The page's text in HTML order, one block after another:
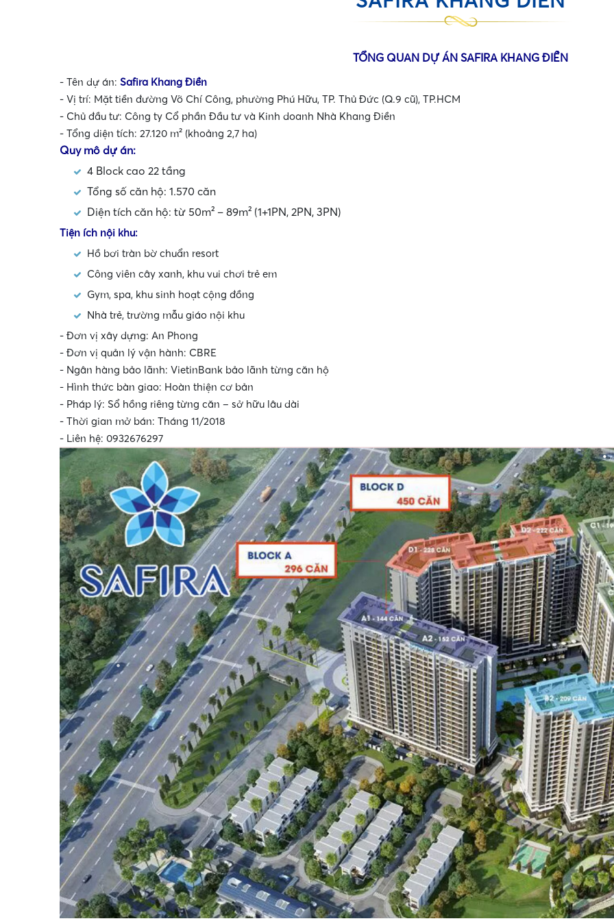
•
•
•
• •
•
•
•
•
•
•
TỔNG QUAN DỰ ÁN SAFIRA KHANG ĐIỀN
- Tên dự án: Safira Khang Điền
- Vị trí: Mặt tiền đường Võ Chí Công, phường Phú Hữu, TP. Thủ Đức (Q.9 cũ), TP.HCM
- Chủ đầu tư: Công ty Cổ phần Đầu tư và Kinh doanh Nhà Khang Điền
- Tổng diện tích: 27.120 m² (khoảng 2,7 ha)
Quy mô dự án:
4 Block cao 22 tầng
Tổng số căn hộ: 1.570 căn
Diện tích căn hộ: từ 50m² – 89m² (1+1PN, 2PN, 3PN)
Tiện ích nội khu:
Hồ bơi tràn bờ chuẩn resort
Công viên cây xanh, khu vui chơi trẻ em
Gym, spa, khu sinh hoạt cộng đồng
Nhà trẻ, trường mẫu giáo nội khu
- Đơn vị xây dựng: An Phong
- Đơn vị quản lý vận hành: CBRE
- Ngân hàng bảo lãnh: VietinBank bảo lãnh từng căn hộ
- Hình thức bàn giao: Hoàn thiện cơ bản
- Pháp lý: Sổ hồng riêng từng căn – sở hữu lâu dài
- Thời gian mở bán: Tháng 11/2018
- Liên hệ: 0932676297